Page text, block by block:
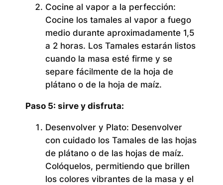
Cocine al vapor a la perfección:
Cocine los tamales al vapor a fuego
medio durante aproximadamente 1,5
a 2 horas. Los Tamales estarán listos
cuando la masa esté firme y se
separe fácilmente de la hoja de
plátano o de la hoja de maíz.
Paso 5: sirve y disfruta:
Desenvolver y Plato: Desenvolver
con cuidado los Tamales de las hojas
de plátano o de las hojas de maíz.
Colóquelos, permitiendo que brillen
los colores vibrantes de la masa y el